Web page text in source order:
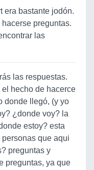
era bastante jodón.
preguntas.
las
las respuestas.
hecho de hacerce
donde llegó, (y yo
¿donde voy? la
estoy? esta
que aqui
preguntas y
preguntas, ya que